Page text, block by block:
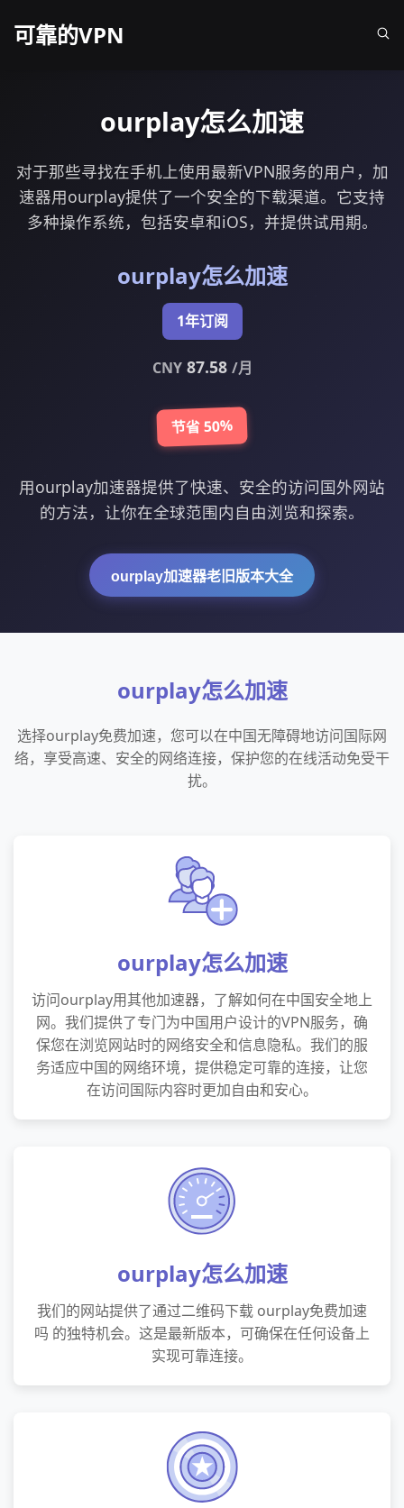
可靠的VPN
ourplay怎么加速
对于那些寻找在手机上使用最新VPN服务的用户，加
速器用ourplay提供了一个安全的下载渠道。它支持
多种操作系统，包括安卓和iOS，并提供试用期。
ourplay怎么加速
1年订阅
CNY87.58 /月
节省 50%
用ourplay加速器提供了快速、安全的访问国外网站
的方法，让你在全球范围内自由浏览和探索。
ourplay加速器老旧版本大全
ourplay怎么加速
选择ourplay免费加速，您可以在中国无障碍地访问国际网
络，享受高速、安全的网络连接，保护您的在线活动免受干
扰。
ourplay怎么加速
访问ourplay用其他加速器，了解如何在中国安全地上
网。我们提供了专门为中国用户设计的VPN服务，确
保您在浏览网站时的网络安全和信息隐私。我们的服
务适应中国的网络环境，提供稳定可靠的连接，让您
在访问国际内容时更加自由和安心。
ourplay怎么加速
我们的网站提供了通过二维码下载 ourplay免费加速
吗 的独特机会。这是最新版本，可确保在任何设备上
实现可靠连接。